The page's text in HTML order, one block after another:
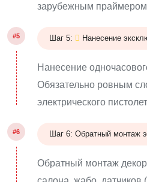
зарубежным праймером
#5 Шаг 5: Нанесение
Нанесение
Обязательно ровным
электрического
#6 Шаг 6: Обратный монтаж
Обратный монтаж